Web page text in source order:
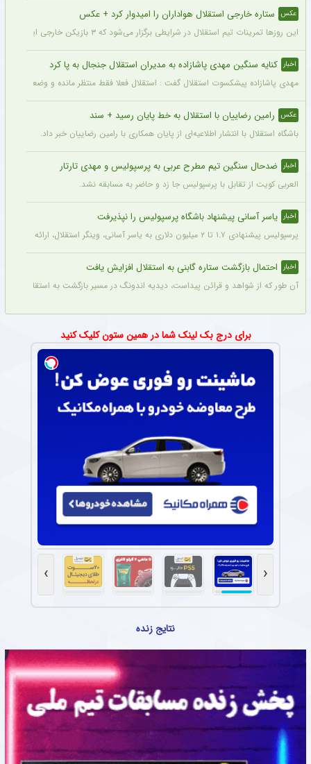
عکس ستاره خارجی استقلال هواداران را امیدوار کرد + عکس
این روزها تمرینات تیم استقلال در شرایطی برگزار می‌شود که ۳ بازیکن خارجی این تیم با قدرت در کنار دیگر بازیکنان داخلی استقلال مشغول تمرین کردن هستند.
اخبار کنایه سنگین مهدی پاشازاده به مدیران استقلال جنجال به پا کرد
مهدی پاشازاده پیشکسوت استقلال گفت : استقلال فعلا فقط منتظر مانده و وضعیت
عکس رامین رضاییان با استقلال به خط پایان رسید + سند
باشگاه استقلال با انتشار اطلاعیه‌ای از پایان همکاری با رامین رضاییان خبر داد.
اخبار ضدحال سنگین تیم مطرح عربی به پرسپولیس و مهدی تارتار
العربی کویت از تقابل با پرسپولیس جا زد و حاضر به مسابقه نشد.
اخبار یاسر آسانی پیشنهاد باشگاه پرسپولیس را نپذیرفت
پرسپولیس پیشنهادی ۱.۷ تا ۲ میلیون دلاری به یاسر آسانی، وینگر استقلال، ارائه کرد، اما او نپذیرفت. آسانی تأکید کرد در فوتبال ایران فقط برای استقلال بازی خواهد کرد.
اخبار احتمال بازگشت ستاره گابنی به استقلال افزایش یافت
آن طور که از شواهد و قرائن پیداست، دیدیه اندونگ در مسیر بازگشت به استقلال قرار
برای درج بک لینک شما در همین ستون کلیک کنید
‹
›
نتایج زنده